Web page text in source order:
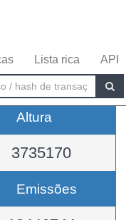
Lista rica API
Altura
3735170
Emissões